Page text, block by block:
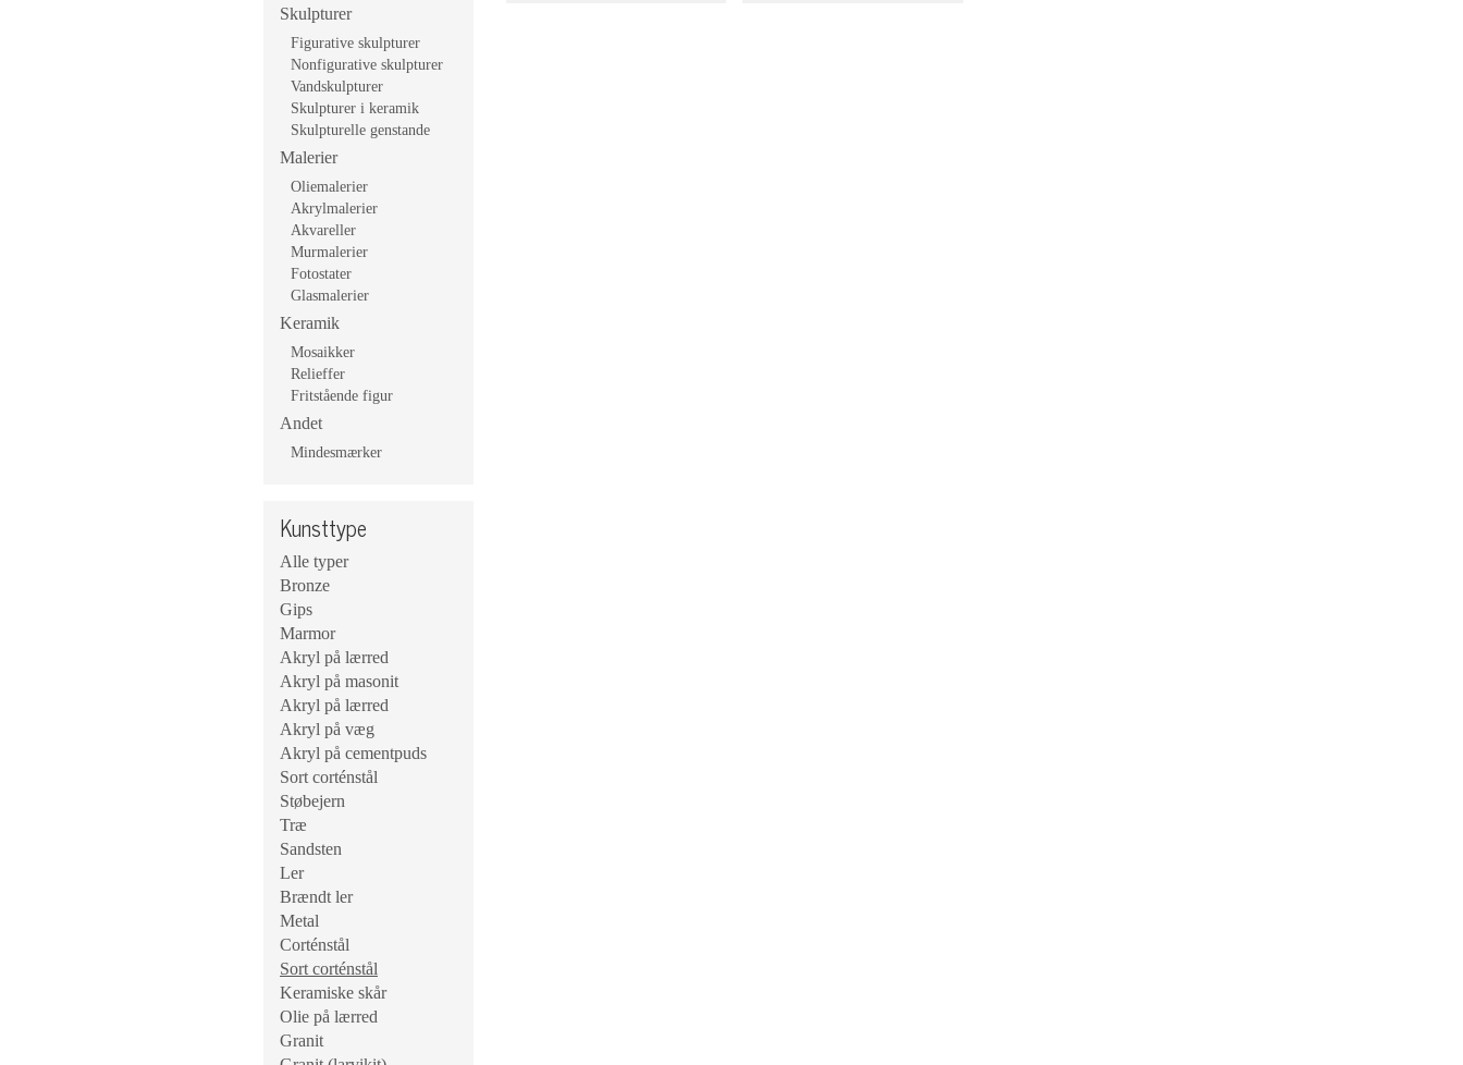
Skulpturer
Figurative skulpturer
Nonfigurative skulpturer
Vandskulpturer
Skulpturer i keramik
Skulpturelle genstande
Malerier
Oliemalerier
Akrylmalerier
Akvareller
Murmalerier
Fotostater
Glasmalerier
Keramik
Mosaikker
Relieffer
Fritstående figur
Andet
Mindesmærker
Kunsttype
Alle typer
Bronze
Gips
Marmor
Akryl på lærred
Akryl på masonit
Akryl på lærred
Akryl på væg
Akryl på cementpuds
Sort corténstål
Støbejern
Træ
Sandsten
Ler
Brændt ler
Metal
Corténstål
Sort corténstål
Keramiske skår
Olie på lærred
Granit